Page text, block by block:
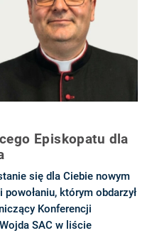
Episkopatu dla
się dla Ciebie nowym
którym obdarzył
Konferencji
SAC w liście